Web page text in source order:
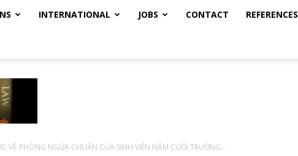
INTERNATIONAL JOBS CONTACT REFERENCES
VỀ PHÒNG NGỪA CHUẨN CỦA SINH VIÊN NĂM CUỐI TRƯỜNG...